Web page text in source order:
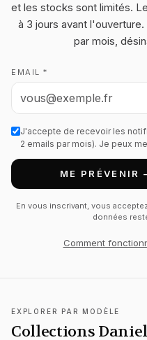
et les stocks sont limités.
à 3 jours avant
par mois,
EMAIL *
J'accepte de recevoir les
2 emails par mois). Je peux
ME
En vous inscrivant, vous
données
Comment
EXPLORER PAR MODÈLE
Collections